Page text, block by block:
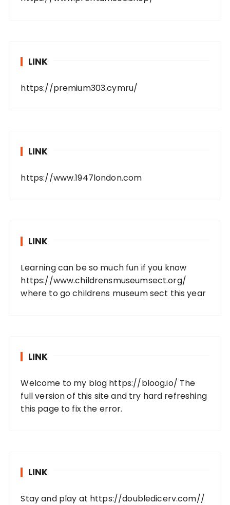
LINK
https://premium303.cymru/
LINK
https://www.1947london.com
LINK
Learning can be so much fun if you know
https://www.childrensmuseumsect.org/
where to go childrens museum sect this year
LINK
Welcome to my blog https://bloog.io/ The
full version of this site and try hard refreshing
this page to fix the error.
LINK
Stay and play at https://doubledicerv.com//